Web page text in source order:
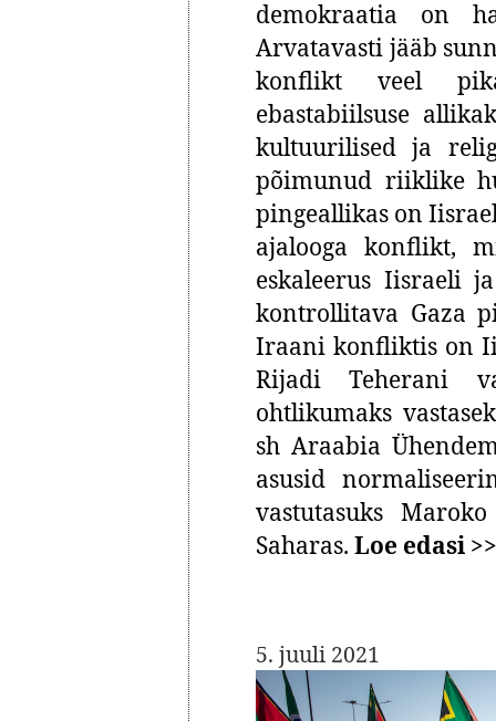
demokraatia on
Arvatavasti jääb
konflikt veel
ebastabiilsuse
kultuurilised ja
põimunud riiklike
pingeallikas on
ajalooga konflikt,
eskaleerus Iisraeli
kontrollitava Gaza
Iraani konfliktis on
Rijadi Teherani
ohtlikumaks
sh Araabia
asusid
vastutasuks
Saharas. Loe edasi >>
5. juuli 2021